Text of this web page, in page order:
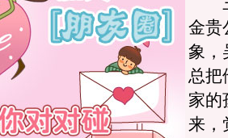
金贵
象，
总把
家的
来，